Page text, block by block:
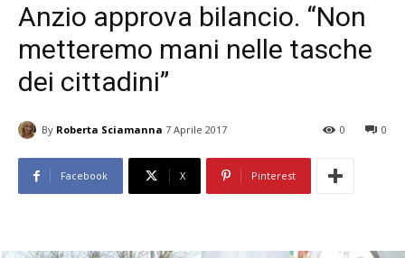
Anzio approva bilancio. “Non
metteremo mani nelle tasche
dei cittadini”
By Roberta Sciamanna 7 Aprile 2017 0
0
Facebook X Pinterest